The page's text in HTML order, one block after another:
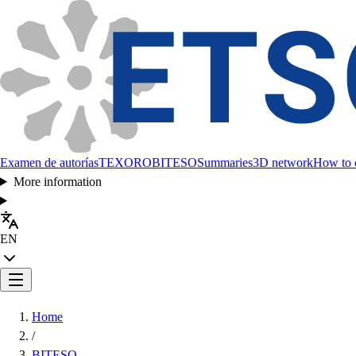
Examen de autoríasTEXOROBITESOSummaries3D networkHow to
More information
EN
Home
/